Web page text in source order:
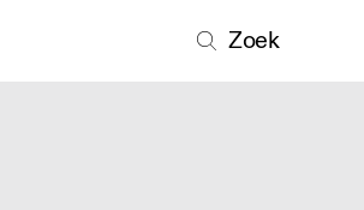
Zoek